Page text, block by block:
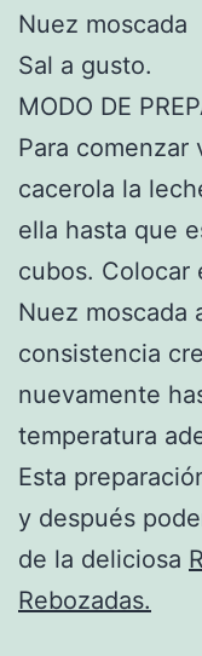
Nuez moscada
Sal a gusto.
MODO DE
Para comenzar
cacerola la
ella hasta que
cubos. Colocar
Nuez moscada
consistencia
nuevamente
temperatura
Esta
y después
de la deliciosa
Rebozadas.